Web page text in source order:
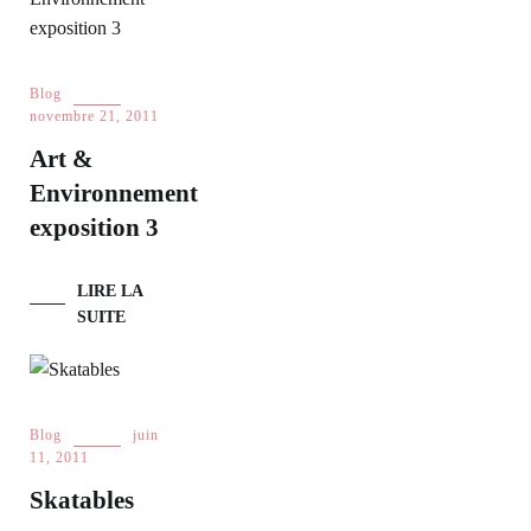
Blog
novembre 21, 2011
Art &
Environnement
exposition 3
LIRE LA
SUITE
Blog
juin
11, 2011
Skatables